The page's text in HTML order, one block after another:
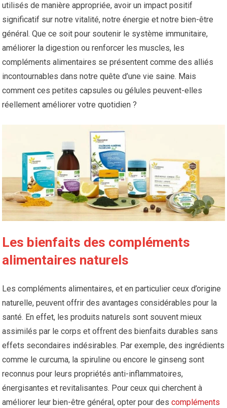
utilisés de manière appropriée, avoir un impact positif
significatif sur notre vitalité, notre énergie et notre bien-être
général. Que ce soit pour soutenir le système immunitaire,
améliorer la digestion ou renforcer les muscles, les
compléments alimentaires se présentent comme des alliés
incontournables dans notre quête d’une vie saine. Mais
comment ces petites capsules ou gélules peuvent-elles
réellement améliorer votre quotidien ?
Les bienfaits des compléments
alimentaires naturels
Les compléments alimentaires, et en particulier ceux d’origine
naturelle, peuvent offrir des avantages considérables pour la
santé. En effet, les produits naturels sont souvent mieux
assimilés par le corps et offrent des bienfaits durables sans
effets secondaires indésirables. Par exemple, des ingrédients
comme le curcuma, la spiruline ou encore le ginseng sont
reconnus pour leurs propriétés anti-inflammatoires,
énergisantes et revitalisantes. Pour ceux qui cherchent à
améliorer leur bien-être général, opter pour descompléments